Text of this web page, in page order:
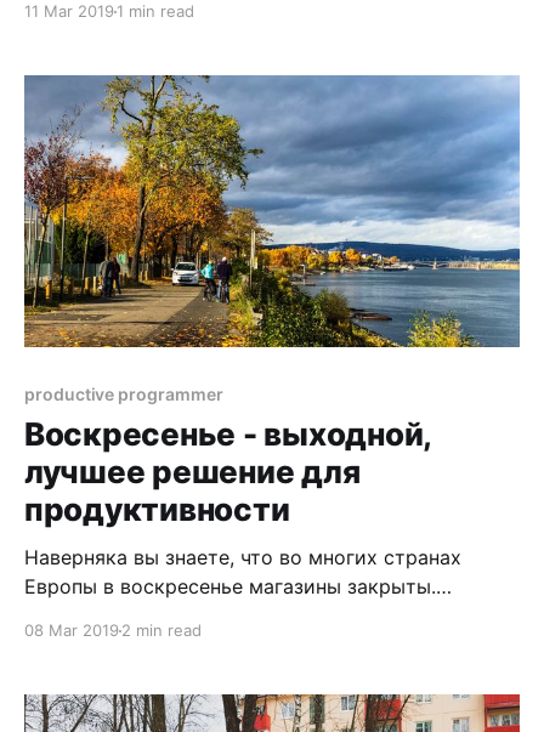
другие файлы из Windows, чтобы хватило места
для установки
11 Mar 2019 1 min read
productive programmer
Воскресенье - выходной,
лучшее решение для
продуктивности
Наверняка вы знаете, что во многих странах
Европы в воскресенье магазины закрыты.
тяжело привыкнуть, когда долго живешь там, где
08 Mar 2019 2 min read